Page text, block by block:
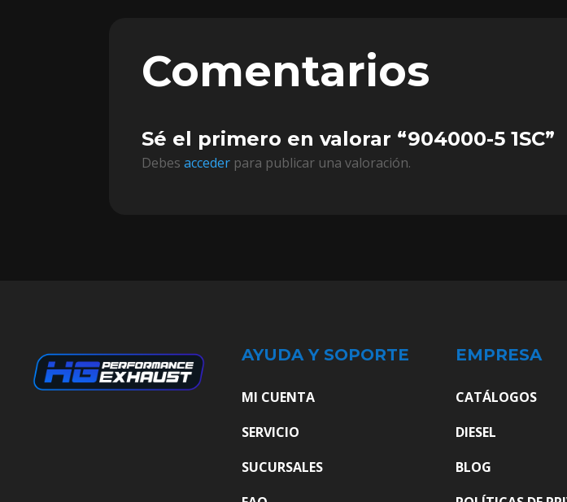
Comentarios
Sé el primero en valorar “904000-5 1SC”
Debesacceder para publicar una valoración.
AYUDA Y SOPORTE
MI CUENTA
SERVICIO
SUCURSALES
EMPRESA
CATÁLOGOS
DIESEL
BLOG